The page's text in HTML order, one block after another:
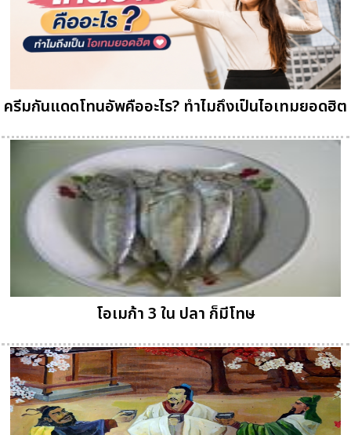
ครีมกันแดดโทนอัพคืออะไร? ทำไมถึงเป็นไอเทมยอดฮิต
โอเมก้า 3 ใน ปลา ก็มีโทษ